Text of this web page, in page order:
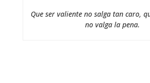
Que ser valiente no salga tan caro,
no valga la pena.